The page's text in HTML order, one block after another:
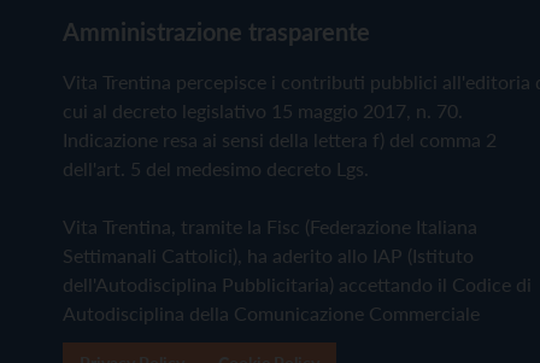
Amministrazione trasparente
Vita Trentina percepisce i contributi pubblici all'editoria
cui al decreto legislativo 15 maggio 2017, n. 70.
Indicazione resa ai sensi della lettera f) del comma 2
dell'art. 5 del medesimo decreto Lgs.
Vita Trentina, tramite la Fisc (Federazione Italiana
Settimanali Cattolici), ha aderito allo IAP (Istituto
dell'Autodisciplina Pubblicitaria) accettando il Codice di
Autodisciplina della Comunicazione Commerciale